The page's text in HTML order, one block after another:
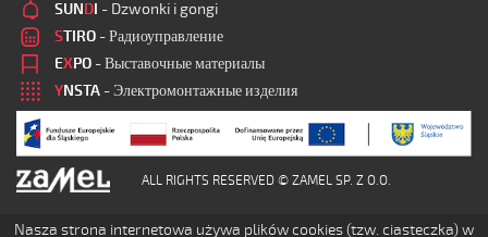
SUNDI - Dzwonki i gongi
STIRO - Радиоуправление
EXPO - Выставочные материалы
YNSTA - Электромонтажные изделия
ALL RIGHTS RESERVED © ZAMEL SP. Z O.O.
Nasza strona internetowa używa plików cookies (tzw. ciasteczka) w